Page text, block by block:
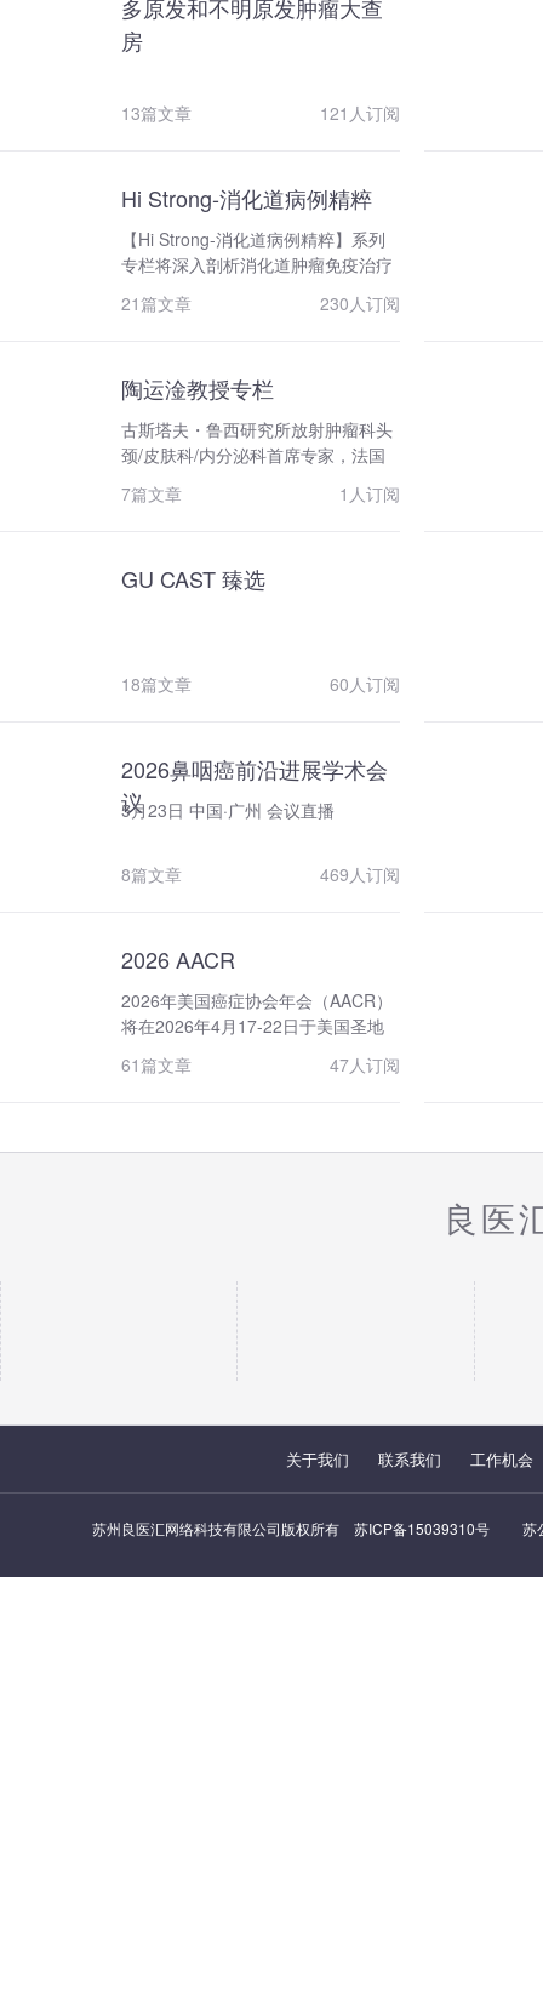
士、硕士研究生。研究室与美英等国
的多个一流的实验室建立了合作关
几年又尤其注重博士后科研人员的招
内外肿瘤学术会议并做大会发言交
流；并参与国家重大科研项目和学科
建设的评审工作。近5年来发表学术
论文近百篇，获得国家和省部级的各
项支助二十余项，牢固地树立了我科
多原发和不明原发肿瘤大查
房
121人订阅
13篇文章
Hi Strong-消化道病例精粹
【Hi Strong-消化道病例精粹】系列
专栏将深入剖析消化道肿瘤免疫治疗
优秀临床病例，分享宝贵临床经验，
旨在为该领域内的医生打造一个相互
力健康中国2030。同时弘扬医学人文
精神，倡导“以人为本”的医学理念，
让医学更有温度。
230人订阅
21篇文章
陶运淦教授专栏
古斯塔夫・鲁西研究所放射肿瘤科头
颈/皮肤科/内分泌科首席专家，法国
头颈部肿瘤放疗协作组（GORTEC）
候任主席、董事会成员及科学委员会
表）、国际头颈部肿瘤创新方法大会
IAEA 鼻咽癌项目专家等多项重要国
及法国国家级临床 Ⅱ/Ⅲ 期研究的主要
研究者/共同主要研究者，陶教授牵头
并参与 GORTEC 2007-01、
REACH、Nivo-Postop 等多项里程碑
式研究，成果深刻影响并推动全球头
Clinicians、Nature、Lancet Oncol、
JCO、Annals Oncol等多家国际顶级
期刊审稿人。
1人订阅
7篇文章
GU CAST 臻选
60人订阅
18篇文章
2026鼻咽癌前沿进展学术会
议
5月23日 中国·广州 会议直播
469人订阅
8篇文章
2026 AACR
2026年美国癌症协会年会（AACR）
将在2026年4月17-22日于美国圣地
亚哥举办。该会议旨在促进癌症领域
科学家在知识和观点上的交流，为癌
解。
47人订阅
61篇文章
良医
关于我们 联系我们 工作机会
苏州良医汇网络科技有限公司版权所有 苏ICP备15039310号 苏